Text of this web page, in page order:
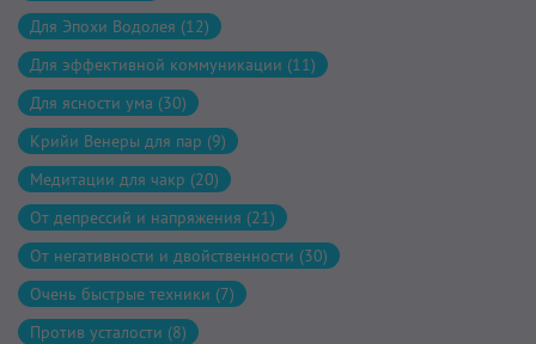
Для Эпохи Водолея (12)
Для эффективной коммуникации (11)
Для ясности ума (30)
Крийи Венеры для пар (9)
Медитации для чакр (20)
От депрессий и напряжения (21)
От негативности и двойственности (30)
Очень быстрые техники (7)
Против усталости (8)